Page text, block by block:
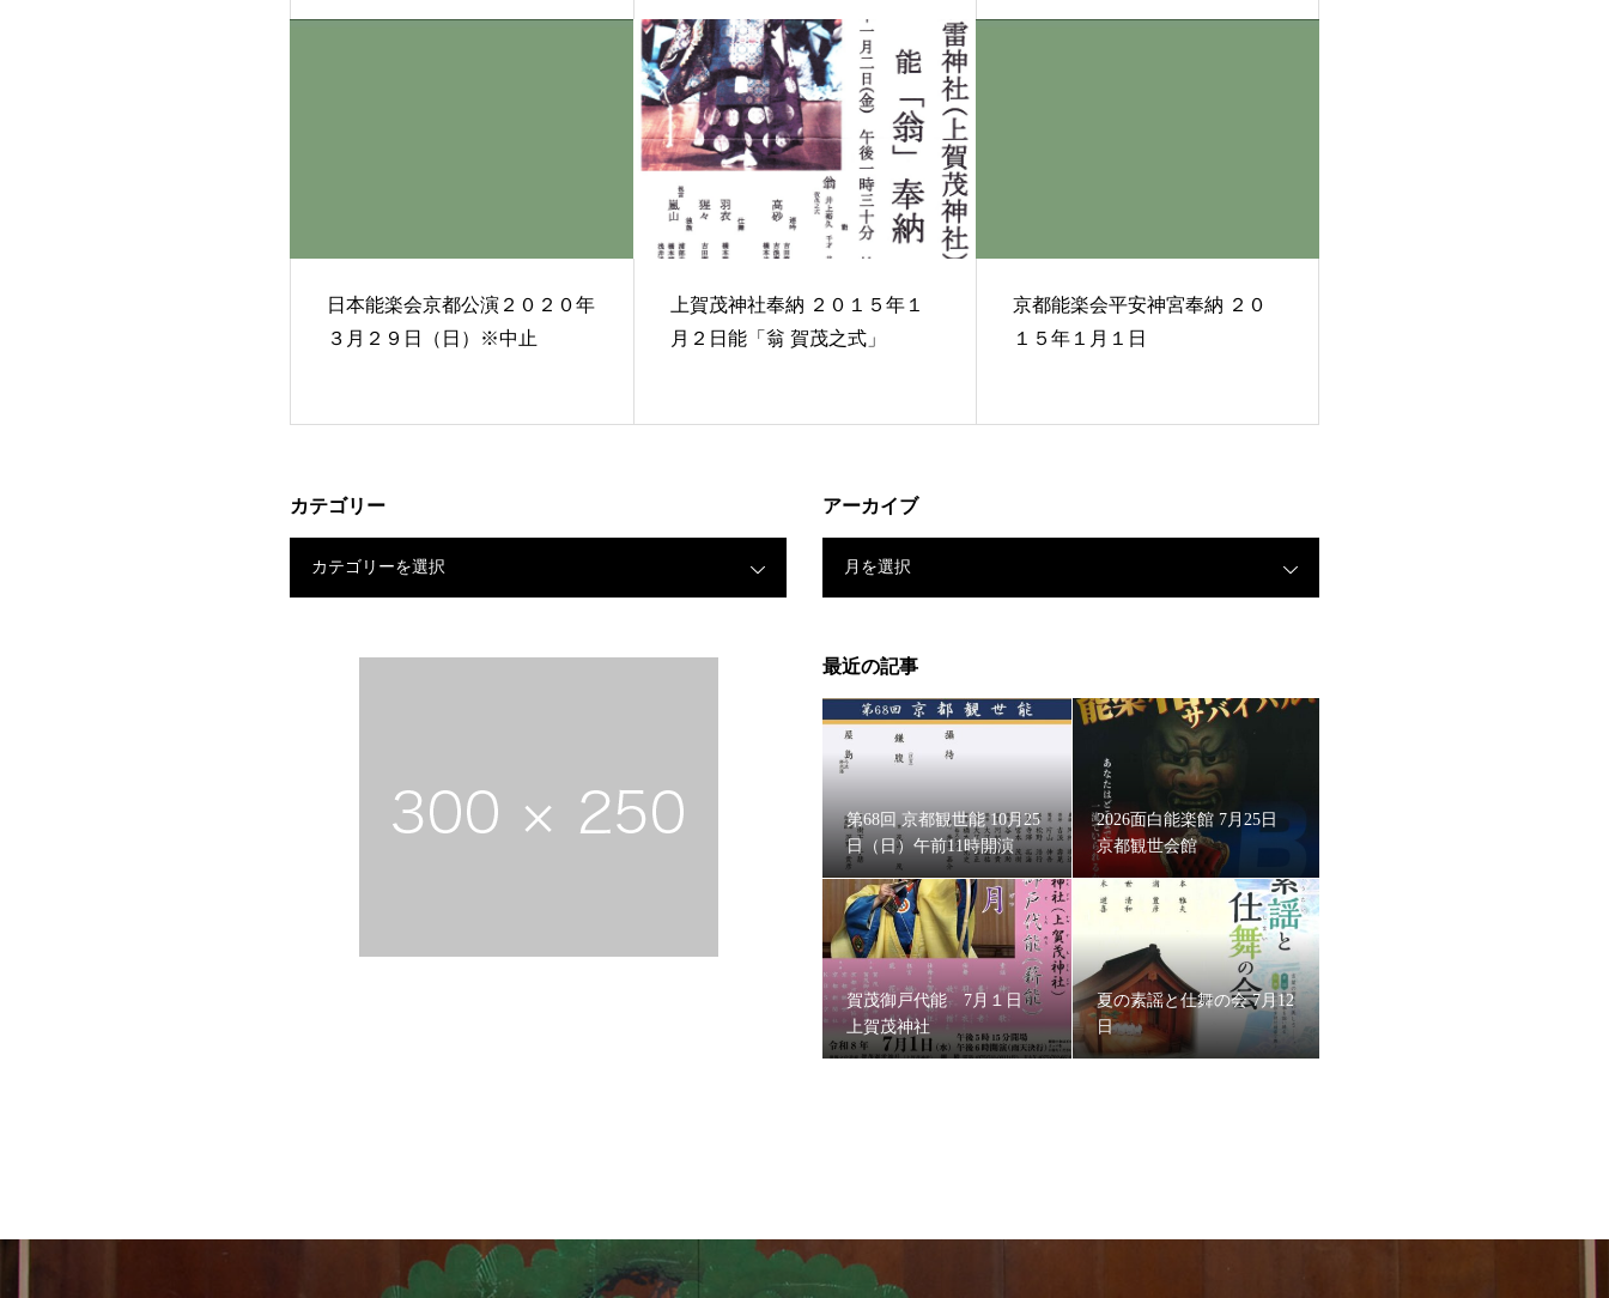
日本能楽会京都公演２０２０年
３月２９日（日）※中止
上賀茂神社奉納 ２０１５年１
月２日能「翁 賀茂之式」
京都能楽会平安神宮奉納 ２０
１５年１月１日
カテゴリー
カテゴリーを選択
アーカイブ
月を選択
最近の記事
第68回 京都観世能 10月25
日（日）午前11時開演
2026面白能楽館 7月25日
京都観世会館
賀茂御戸代能 7月１日
上賀茂神社
夏の素謡と仕舞の会 7月12
日